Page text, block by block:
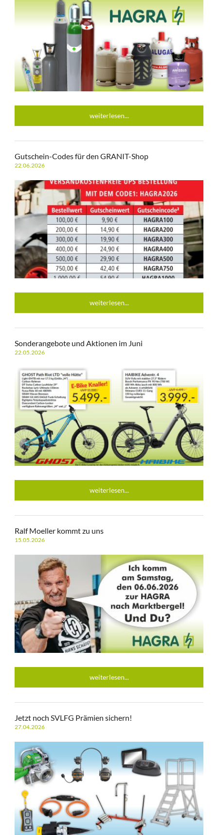
weiterlesen...
Gutschein-Codes für den GRANIT-Shop
22.06.2026
weiterlesen...
Sonderangebote und Aktionen im Juni
22.05.2026
weiterlesen...
Ralf Moeller kommt zu uns
15.05.2026
weiterlesen...
Jetzt noch SVLFG Prämien sichern!
27.04.2026